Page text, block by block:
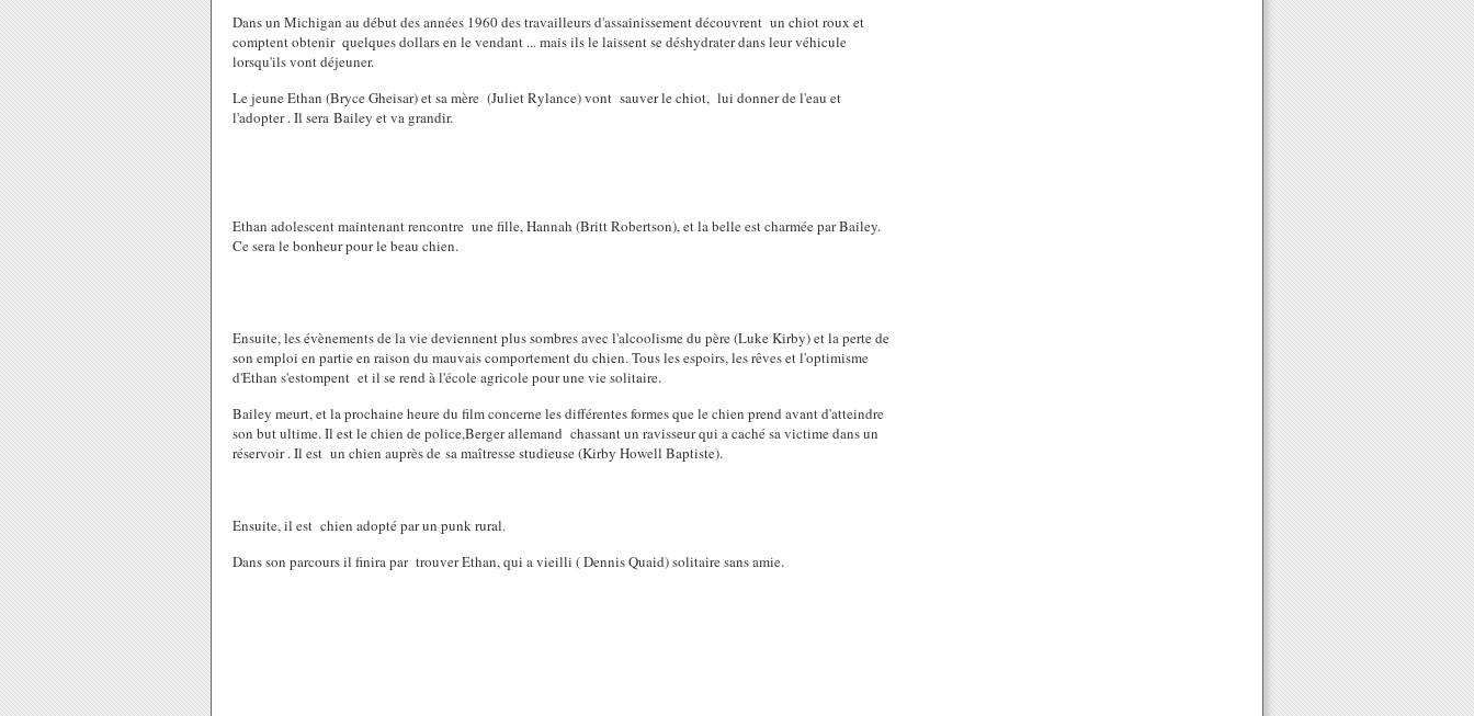
Dans un Michigan au début des années 1960 des travailleurs d'assainissement découvrent un chiot roux et
comptent obtenir quelques dollars en le vendant ... mais ils le laissent se déshydrater dans leur véhicule
lorsqu'ils vont déjeuner.
Le jeune Ethan (Bryce Gheisar) et sa mère (Juliet Rylance) vont sauver le chiot, lui donner de l'eau et
l'adopter . Il sera Bailey et va grandir.
Ethan adolescent maintenant rencontre une fille, Hannah (Britt Robertson), et la belle est charmée par Bailey.
Ce sera le bonheur pour le beau chien.
Ensuite, les évènements de la vie deviennent plus sombres avec l'alcoolisme du père (Luke Kirby) et la perte de
son emploi en partie en raison du mauvais comportement du chien. Tous les espoirs, les rêves et l'optimisme
d'Ethan s'estompent et il se rend à l'école agricole pour une vie solitaire.
Bailey meurt, et la prochaine heure du film concerne les différentes formes que le chien prend avant d'atteindre
son but ultime. Il est le chien de police,Berger allemand chassant un ravisseur qui a caché sa victime dans un
réservoir . Il est un chien auprès de sa maîtresse studieuse (Kirby Howell Baptiste).
Ensuite, il est chien adopté par un punk rural.
Dans son parcours il finira par trouver Ethan, qui a vieilli ( Dennis Quaid) solitaire sans amie.